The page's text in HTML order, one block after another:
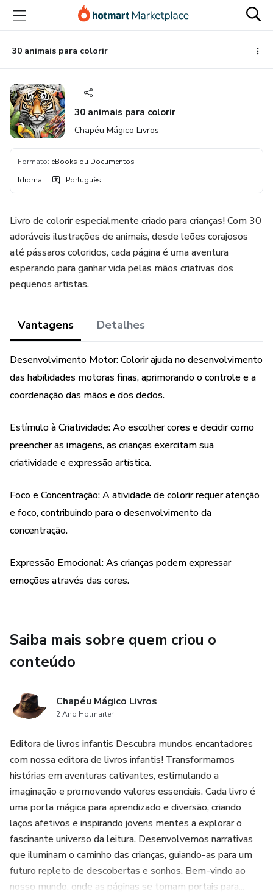
para
conteúdo
principal
para
pagamento
para
rodapé
30 animais para colorir
30 animais para colorir
Chapéu Mágico Livros
Formato: eBooks ou Documentos
Idioma: Português
Livro de colorir especialmente criado para crianças! Com 30
adoráveis ilustrações de animais, desde leões corajosos
até pássaros coloridos, cada página é uma aventura
esperando para ganhar vida pelas mãos criativas dos
pequenos artistas.
Vantagens Detalhes
Desenvolvimento Motor: Colorir ajuda no desenvolvimento
das habilidades motoras finas, aprimorando o controle e a
coordenação das mãos e dos dedos.
Estímulo à Criatividade: Ao escolher cores e decidir como
preencher as imagens, as crianças exercitam sua
criatividade e expressão artística.
Foco e Concentração: A atividade de colorir requer atenção
e foco, contribuindo para o desenvolvimento da
concentração.
Expressão Emocional: As crianças podem expressar
emoções através das cores.
Saiba mais sobre quem criou o
conteúdo
Chapéu Mágico Livros
2 Ano Hotmarter
Editora de livros infantis Descubra mundos encantadores
com nossa editora de livros infantis! Transformamos
histórias em aventuras cativantes, estimulando a
imaginação e promovendo valores essenciais. Cada livro é
uma porta mágica para aprendizado e diversão, criando
laços afetivos e inspirando jovens mentes a explorar o
fascinante universo da leitura. Desenvolvemos narrativas
que iluminam o caminho das crianças, guiando-as para um
futuro repleto de descobertas e sonhos. Bem-vindo ao
nosso mundo, onde as páginas se tornam portais para...